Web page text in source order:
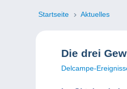
Startseite Aktuelles
Die drei
Delcampe-